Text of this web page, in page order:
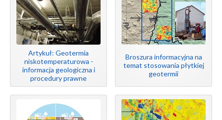
Artykuł: Geotermia
niskotemperaturowa -
informacja geologiczna i
procedury prawne
Broszura informacyjna na
temat stosowania płytkiej
geotermii